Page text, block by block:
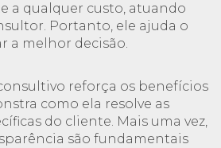
a qualquer custo, atuando
Portanto, ele ajuda o
a melhor decisão.
reforça os benefícios
como ela resolve as
do cliente. Mais uma vez,
são fundamentais